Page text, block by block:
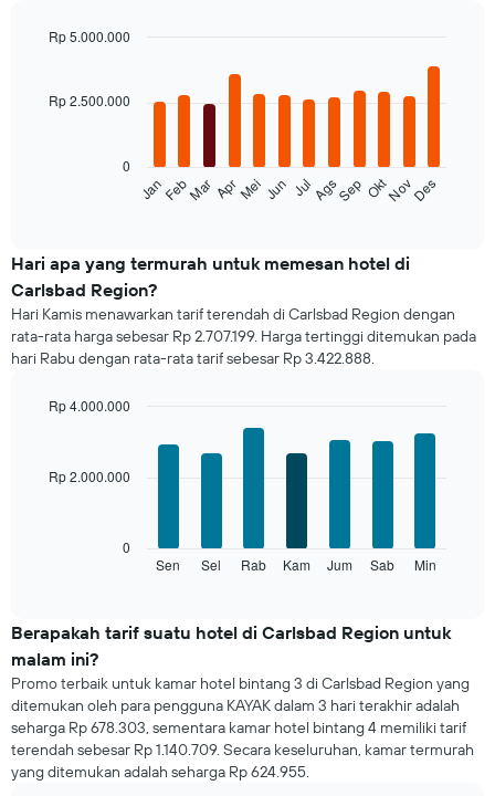
with
rata
harga
dari
sebuah
kamar
untuk
bulannya
memiliki
ini
memiliki
1
sumbu
yang
menampilkan
rata-
JanFebMar AprMeiJun JulAgsSep OktNovDes
0
Rp 2.500.000
Rp 5.000.000
Hari apa yang termurah untuk memesan hotel di
Carlsbad Region?
Hari Kamis menawarkan tarif terendah di Carlsbad Region dengan
rata-rata harga sebesar Rp 2.707.199. Harga tertinggi ditemukan pada
hari Rabu dengan rata-rata tarif sebesar Rp 3.422.888.
rata
harga
kamar
untuk
setiap
hari
Grafik
ini
Sen Sel Rab Kam Jum Sab Min
0
Rp 2.000.000
Rp 4.000.000
Berapakah tarif suatu hotel di Carlsbad Region untuk
malam ini?
Promo terbaik untuk kamar hotel bintang 3 di Carlsbad Region yang
ditemukan oleh para pengguna KAYAK dalam 3 hari terakhir adalah
seharga Rp 678.303, sementara kamar hotel bintang 4 memiliki tarif
terendah sebesar Rp 1.140.709. Secara keseluruhan, kamar termurah
yang ditemukan adalah seharga Rp 624.955.